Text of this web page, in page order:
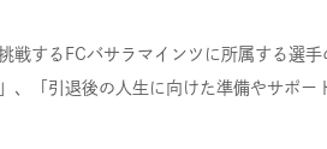
戦するFCバサラマインツに所属する選
、「引退後の人生に向けた準備やサポー